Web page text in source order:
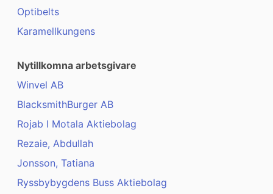
Optibelts
Karamellkungens
Nytillkomna arbetsgivare
Winvel AB
BlacksmithBurger AB
Rojab I Motala Aktiebolag
Rezaie, Abdullah
Jonsson, Tatiana
Ryssbybygdens Buss Aktiebolag